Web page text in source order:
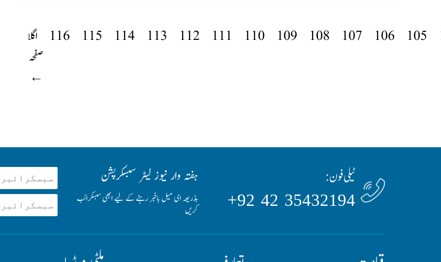
105
106
107
108
109
110
111
112
113
114
115
116
اگلا
صفحہ
←
ٹیلی فون:
35432194 42 92+
ہفتہ وار نیوز لیٹر سبسکرپشن
بذریعہ ای میل باخبر رہنے کے لیے ابھی سبسکرائب
کریں